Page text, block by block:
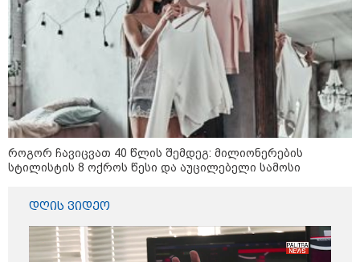
როგორ ჩავიცვათ 40 წლის შემდეგ: მილიონერების
სტილისტის 8 ოქროს წესი და აუცილებელი სამოსი
დღის ვიდეო